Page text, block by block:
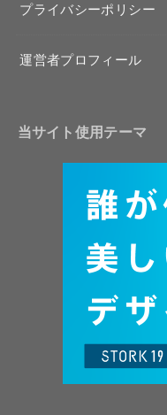
プライバシーポリシー
運営者プロフィール
当サイト使用テーマ